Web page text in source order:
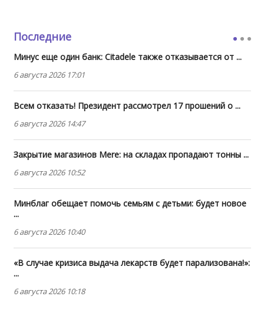
Последние
Минус еще один банк: Citadele также отказывается от ...
6 августа 2026 17:01
Всем отказать! Президент рассмотрел 17 прошений о ...
6 августа 2026 14:47
Закрытие магазинов Mere: на складах пропадают тонны ...
6 августа 2026 10:52
Минблаг обещает помочь семьям с детьми: будет новое
...
6 августа 2026 10:40
«В случае кризиса выдача лекарств будет парализована!»:
...
6 августа 2026 10:18